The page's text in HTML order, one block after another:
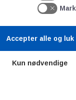
Kun nødvendige
Accepter alle og luk